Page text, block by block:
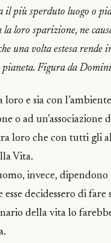
il più sperduto luogo o
la loro sparizione, ne
una volta estesa rende
pianeta. Figura da
loro e sia con
o ad un’associazione
loro che con tutti gli
Vita.
invece,
esse decidessero di fare
della vita lo